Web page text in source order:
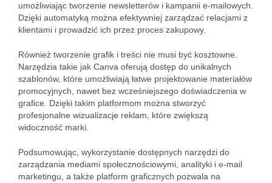
umożliwiając tworzenie newsletterów i kampanii e-mailowych.
Dzięki automatyką można efektywniej zarządzać relacjami z
klientami i prowadzić ich przez proces zakupowy.
Również tworzenie grafik i treści nie musi być kosztowne.
Narzędzia takie jak Canva oferują dostęp do unikalnych
szablonów, które umożliwiają łatwe projektowanie materiałów
promocyjnych, nawet bez wcześniejszego doświadczenia w
grafice. Dzięki takim platformom można stworzyć
profesjonalne wizualizacje reklam, które zwiększą
widoczność marki.
Podsumowując, wykorzystanie dostępnych narzędzi do
zarządzania mediami społecznościowymi, analityki i e-mail
marketingu, a także platform graficznych pozwala na